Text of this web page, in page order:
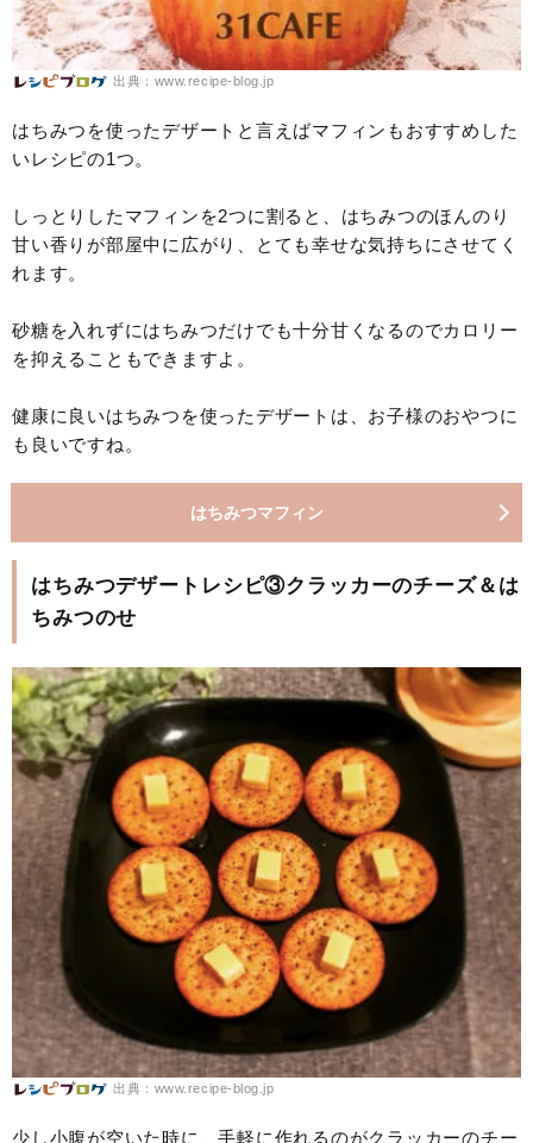
出典：www.recipe-blog.jp
はちみつを使ったデザートと言えばマフィンもおすすめした
いレシピの1つ。
しっとりしたマフィンを2つに割ると、はちみつのほんのり
甘い香りが部屋中に広がり、とても幸せな気持ちにさせてく
れます。
砂糖を入れずにはちみつだけでも十分甘くなるのでカロリー
を抑えることもできますよ。
健康に良いはちみつを使ったデザートは、お子様のおやつに
も良いですね。
はちみつマフィン
はちみつデザートレシピ③クラッカーのチーズ＆は
ちみつのせ
出典：www.recipe-blog.jp
少し小腹が空いた時に、手軽に作れるのがクラッカーのチー